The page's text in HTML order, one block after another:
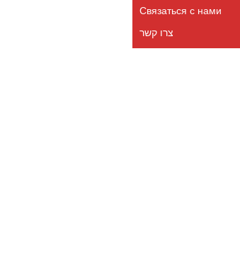
Связаться с нами
צרו קשר